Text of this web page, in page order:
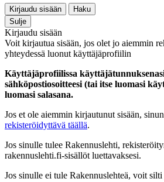
Kirjaudu sisään
Haku
Sulje
Kirjaudu sisään
Voit kirjautua sisään, jos olet jo aiemmin
yhteydessä luonut käyttäjäprofiilin
Käyttäjäprofiilissa
sähköpostiosoitteesi (tai itse luomasi
luomasi salasana.
Jos et ole aiemmin kirjautunut sisään,
rekisteröidyttävä täällä.
Jos sinulle tulee Rakennuslehti,
rakennuslehti.fi-sisällöt luettavaksesi.
Jos sinulle ei tule Rakennuslehteä, voit